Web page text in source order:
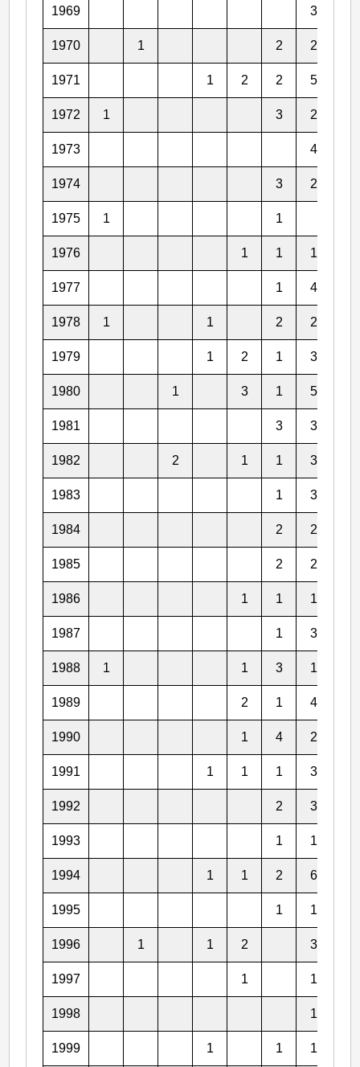
1969 3
1970 1 2 2
1971 1 2 2 5
1972 1 3 2
1973 4
1974 3 2
1975 1 1
1976 1 1 1
1977 1 4
1978 1 1 2 2
1979 1 2 1 3
1980 1 3 1 5
1981 3 3
1982 2 1 1 3
1983 1 3
1984 2 2
1985 2 2
1986 1 1 1
1987 1 3
1988 1 1 3 1
1989 2 1 4
1990 1 4 2
1991 1 1 1 3
1992 2 3
1993 1 1
1994 1 1 2 6
1995 1 1
1996 1 1 2 3
1997 1 1
1998 1
1999 1 1 1